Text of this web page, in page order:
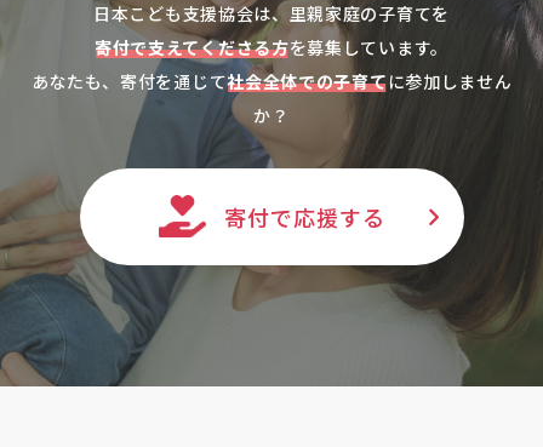
日本こども支援協会は、里親家庭の子育てを
寄付で支えてくださる方を募集しています。
あなたも、寄付を通じて社会全体での子育てに参加しません
か？
寄付で応援する